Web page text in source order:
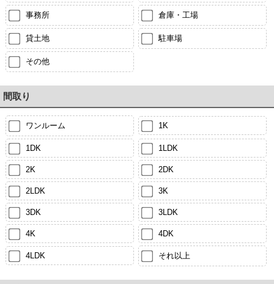
事務所 倉庫・工場
貸土地 駐車場
その他
間取り
ワンルーム 1K
1DK 1LDK
2K 2DK
2LDK 3K
3DK 3LDK
4K 4DK
4LDK それ以上